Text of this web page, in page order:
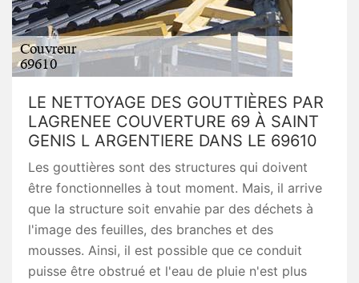
LE NETTOYAGE DES GOUTTIÈRES PAR
LAGRENEE COUVERTURE 69 À SAINT
GENIS L ARGENTIERE DANS LE 69610
Les gouttières sont des structures qui doivent
être fonctionnelles à tout moment. Mais, il arrive
que la structure soit envahie par des déchets à
l'image des feuilles, des branches et des
mousses. Ainsi, il est possible que ce conduit
puisse être obstrué et l'eau de pluie n'est plus